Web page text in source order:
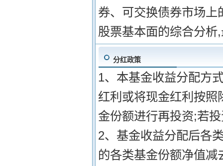
券、可交换债券市场
股票基本面的综合分
分红政策
1、本基金收益分配方
红利或将现金红利按
金份额进行再投资;若
2、基金收益分配后各
的各类基金份额净值